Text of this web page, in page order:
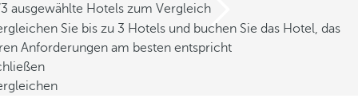
ausgewählte Hotels zum Vergleich
Sie bis zu 3 Hotels und buchen Sie das Hotel, das
Anforderungen am besten entspricht